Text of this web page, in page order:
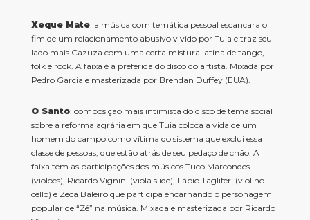
Xeque Mate: a música com temática pessoal escancara o
fim de um relacionamento abusivo vivido por Tuia e traz seu
lado mais Cazuza com uma certa mistura latina de tango,
folk e rock. A faixa é a preferida do disco do artista. Mixada por
Pedro Garcia e masterizada por Brendan Duffey (EUA).
O Santo: composição mais intimista do disco de tema social
sobre a reforma agrária em que Tuia coloca a vida de um
homem do campo como vítima do sistema que exclui essa
classe de pessoas, que estão atrás de seu pedaço de chão. A
faixa tem as participações dos músicos Tuco Marcondes
(violões), Ricardo Vignini (viola slide), Fábio Tagliferi (violino
cello) e Zeca Baleiro que participa encarnando o personagem
popular de “Zé” na música. Mixada e masterizada por Ricardo